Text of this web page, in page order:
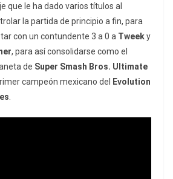
que le ha dado varios títulos al
la partida de principio a fin, para
con un contundente 3 a 0 a Tweeky
, para así consolidarse como el
de Super Smash Bros. Ultimate
campeón mexicano del Evolution